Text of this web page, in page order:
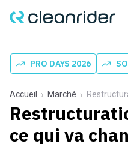
PRO DAYS 2026
Accueil Marché Restructuration
ce qui va